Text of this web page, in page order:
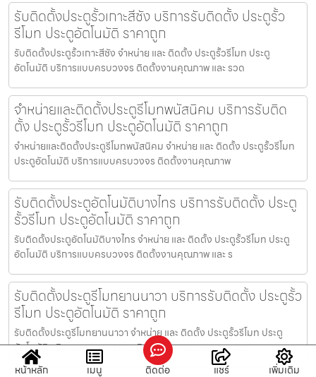
รับติดตั้งประตูรั้วเกาะสีชัง บริการรับติดตั้ง ประตูรั้ว
รีโมท ประตูอัตโนมัติ ราคาถูก
รับติดตั้งประตูรั้วเกาะสีชัง จำหน่าย และ ติดตั้ง ประตูรั้วรีโมท ประตู
อัตโนมัติ บริการแบบครบวงจร ติดตั้งงานคุณภาพ และ รวด
จำหน่ายและติดตั้งประตูรีโมทพนัสนิคม บริการรับติด
ตั้ง ประตูรั้วรีโมท ประตูอัตโนมัติ ราคาถูก
จำหน่ายและติดตั้งประตูรีโมทพนัสนิคม จำหน่าย และ ติดตั้ง ประตูรั้วรีโมท
ประตูอัตโนมัติ บริการแบบครบวงจร ติดตั้งงานคุณภาพ
รับติดตั้งประตูอัตโนมัติบางไทร บริการรับติดตั้ง ประตู
รั้วรีโมท ประตูอัตโนมัติ ราคาถูก
รับติดตั้งประตูอัตโนมัติบางไทร จำหน่าย และ ติดตั้ง ประตูรั้วรีโมท ประตู
อัตโนมัติ บริการแบบครบวงจร ติดตั้งงานคุณภาพ และ ร
รับติดตั้งประตูรีโมทยานนาวา บริการรับติดตั้ง ประตูรั้ว
รีโมท ประตูอัตโนมัติ ราคาถูก
รับติดตั้งประตูรีโมทยานนาวา จำหน่าย และ ติดตั้ง ประตูรั้วรีโมท ประตู
อัตโนมัติ บริการแบบครบวงจร ติดตั้งงานคุณภาพ และ รวดเ
หน้าหลัก
เมนู ติดต่อ แชร์ เพิ่มเติม